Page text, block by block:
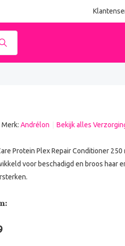
Merk: Andrélon Bekijk alles
Protein Plex Repair Conditioner
voor beschadigd en broos haar